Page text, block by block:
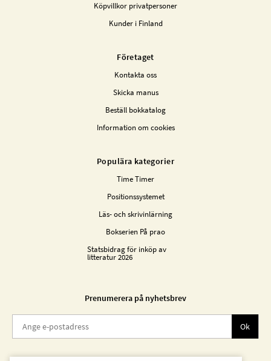
Köpvillkor privatpersoner
Kunder i Finland
Företaget
Kontakta oss
Skicka manus
Beställ bokkatalog
Information om cookies
Populära kategorier
Time Timer
Positionssystemet
Läs- och skrivinlärning
Bokserien På prao
Statsbidrag för inköp av
litteratur 2026
Prenumerera på nyhetsbrev
Ok